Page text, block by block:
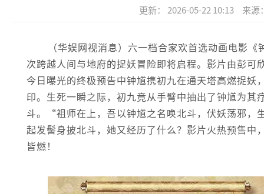
更新： 2026-05-22 10:13 来源
（华娱网视消息）六一档合家欢首选动画电影
次跨越人间与地府的捉妖冒险即将启程。影片由彭
今日曝光的终极预告中钟馗携初九在通天塔高燃捉
印。生死一瞬之际，初九竟从手臂中抽出了钟馗为
斗。“祖师在上，吾以钟馗之名唤北斗，伏妖荡邪
起发髻身披北斗，她又经历了什么？影片火热预售
皆燃！